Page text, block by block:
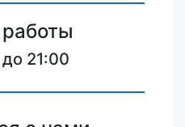
21:00